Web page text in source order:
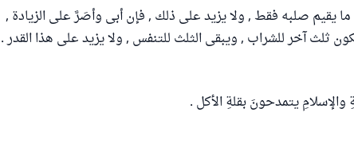
يقيم صلبه فقط , ولا يزيد على ذلك , فإن أبى وأصَرَّ على الزيادة ,
ثلث آخر للشراب , ويبقى الثلث للتنفس , ولا يزيد على هذا القدر .
يتمدحونَ بقلةِ الأكل .